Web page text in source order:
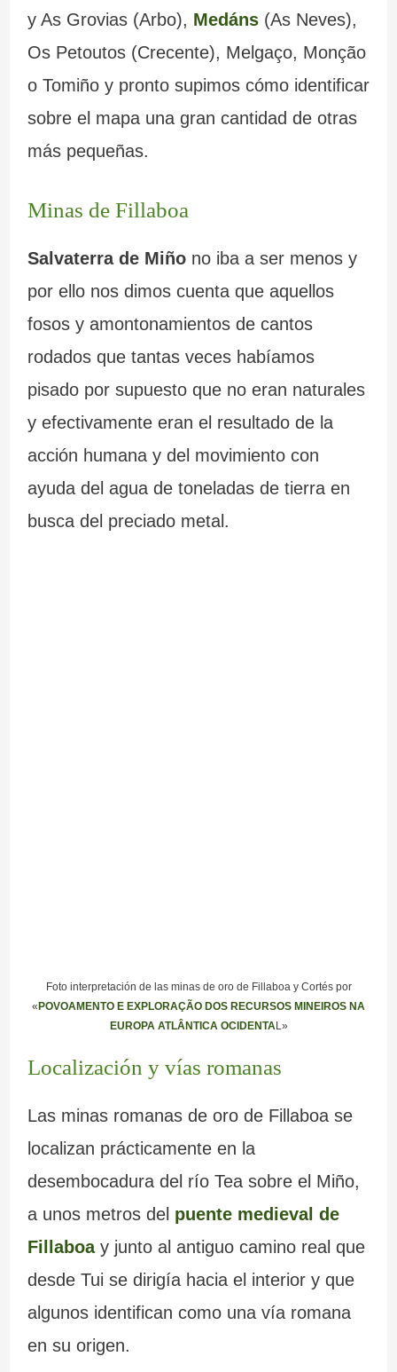
y As Grovias (Arbo), Medáns(As Neves),
Os Petoutos (Crecente), Melgaço, Monção
o Tomiño y pronto supimos cómo identificar
sobre el mapa una gran cantidad de otras
más pequeñas.
Minas de Fillaboa
Salvaterra de Miñono iba a ser menos y
por ello nos dimos cuenta que aquellos
fosos y amontonamientos de cantos
rodados que tantas veces habíamos
pisado por supuesto que no eran naturales
y efectivamente eran el resultado de la
acción humana y del movimiento con
ayuda del agua de toneladas de tierra en
busca del preciado metal.
Foto interpretación de las minas de oro de Fillaboa y Cortés por
«POVOAMENTO E EXPLORAÇÃO DOS RECURSOS MINEIROS NA
EUROPA ATLÂNTICA OCIDENTAL»
Localización y vías romanas
Las minas romanas de oro de Fillaboa se
localizan prácticamente en la
desembocadura del río Tea sobre el Miño,
a unos metros del puente medieval de
Fillaboay junto al antiguo camino real que
desde Tui se dirigía hacia el interior y que
algunos identifican como una vía romana
en su origen.